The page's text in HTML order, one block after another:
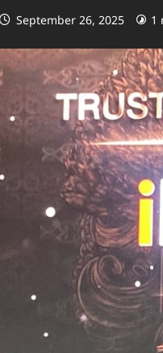
September 26, 2025 1